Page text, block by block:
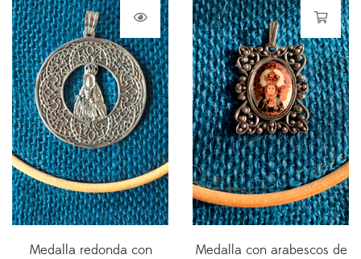
Medalla redonda con
Medalla con arabescos de